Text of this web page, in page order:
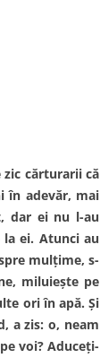
zic cărturarii că
în adevăr, mai
dar ei nu l-au
ei. Atunci au
mulţime, s-
miluieşte pe
ori în apă. Şi
a zis: o, neam
voi? Aduceţi-